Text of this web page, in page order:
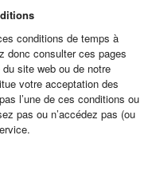
conditions de temps à
donc consulter ces pages
site web ou de notre
votre acceptation des
l’une de ces conditions ou
pas ou n’accédez pas (ou